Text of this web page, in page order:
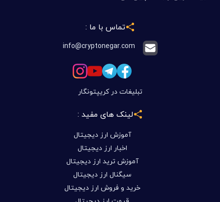
تماس با ما :
info@cryptonegar.com
تبلیغات در کریپتونگار
لینک های مفید :
آموزش ارز دیجیتال
اخبار ارز دیجیتال
آموزش ترید ارز دیجیتال
سیگنال ارز دیجیتال
خرید و فروش ارز دیجیتال